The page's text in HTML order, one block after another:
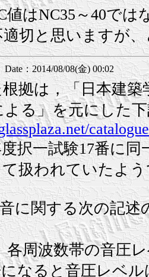
値はNC35～40では
切と思いますが
：2014/08/08(金) 00:02
拠は，「日本建築
よる」を元にした
択一試験17番に
扱われていたよ
関する次の記述
周波数帯の音圧
ると音圧レベル